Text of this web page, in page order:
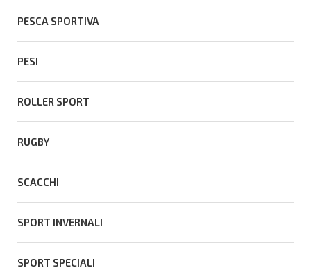
PESCA SPORTIVA
PESI
ROLLER SPORT
RUGBY
SCACCHI
SPORT INVERNALI
SPORT SPECIALI